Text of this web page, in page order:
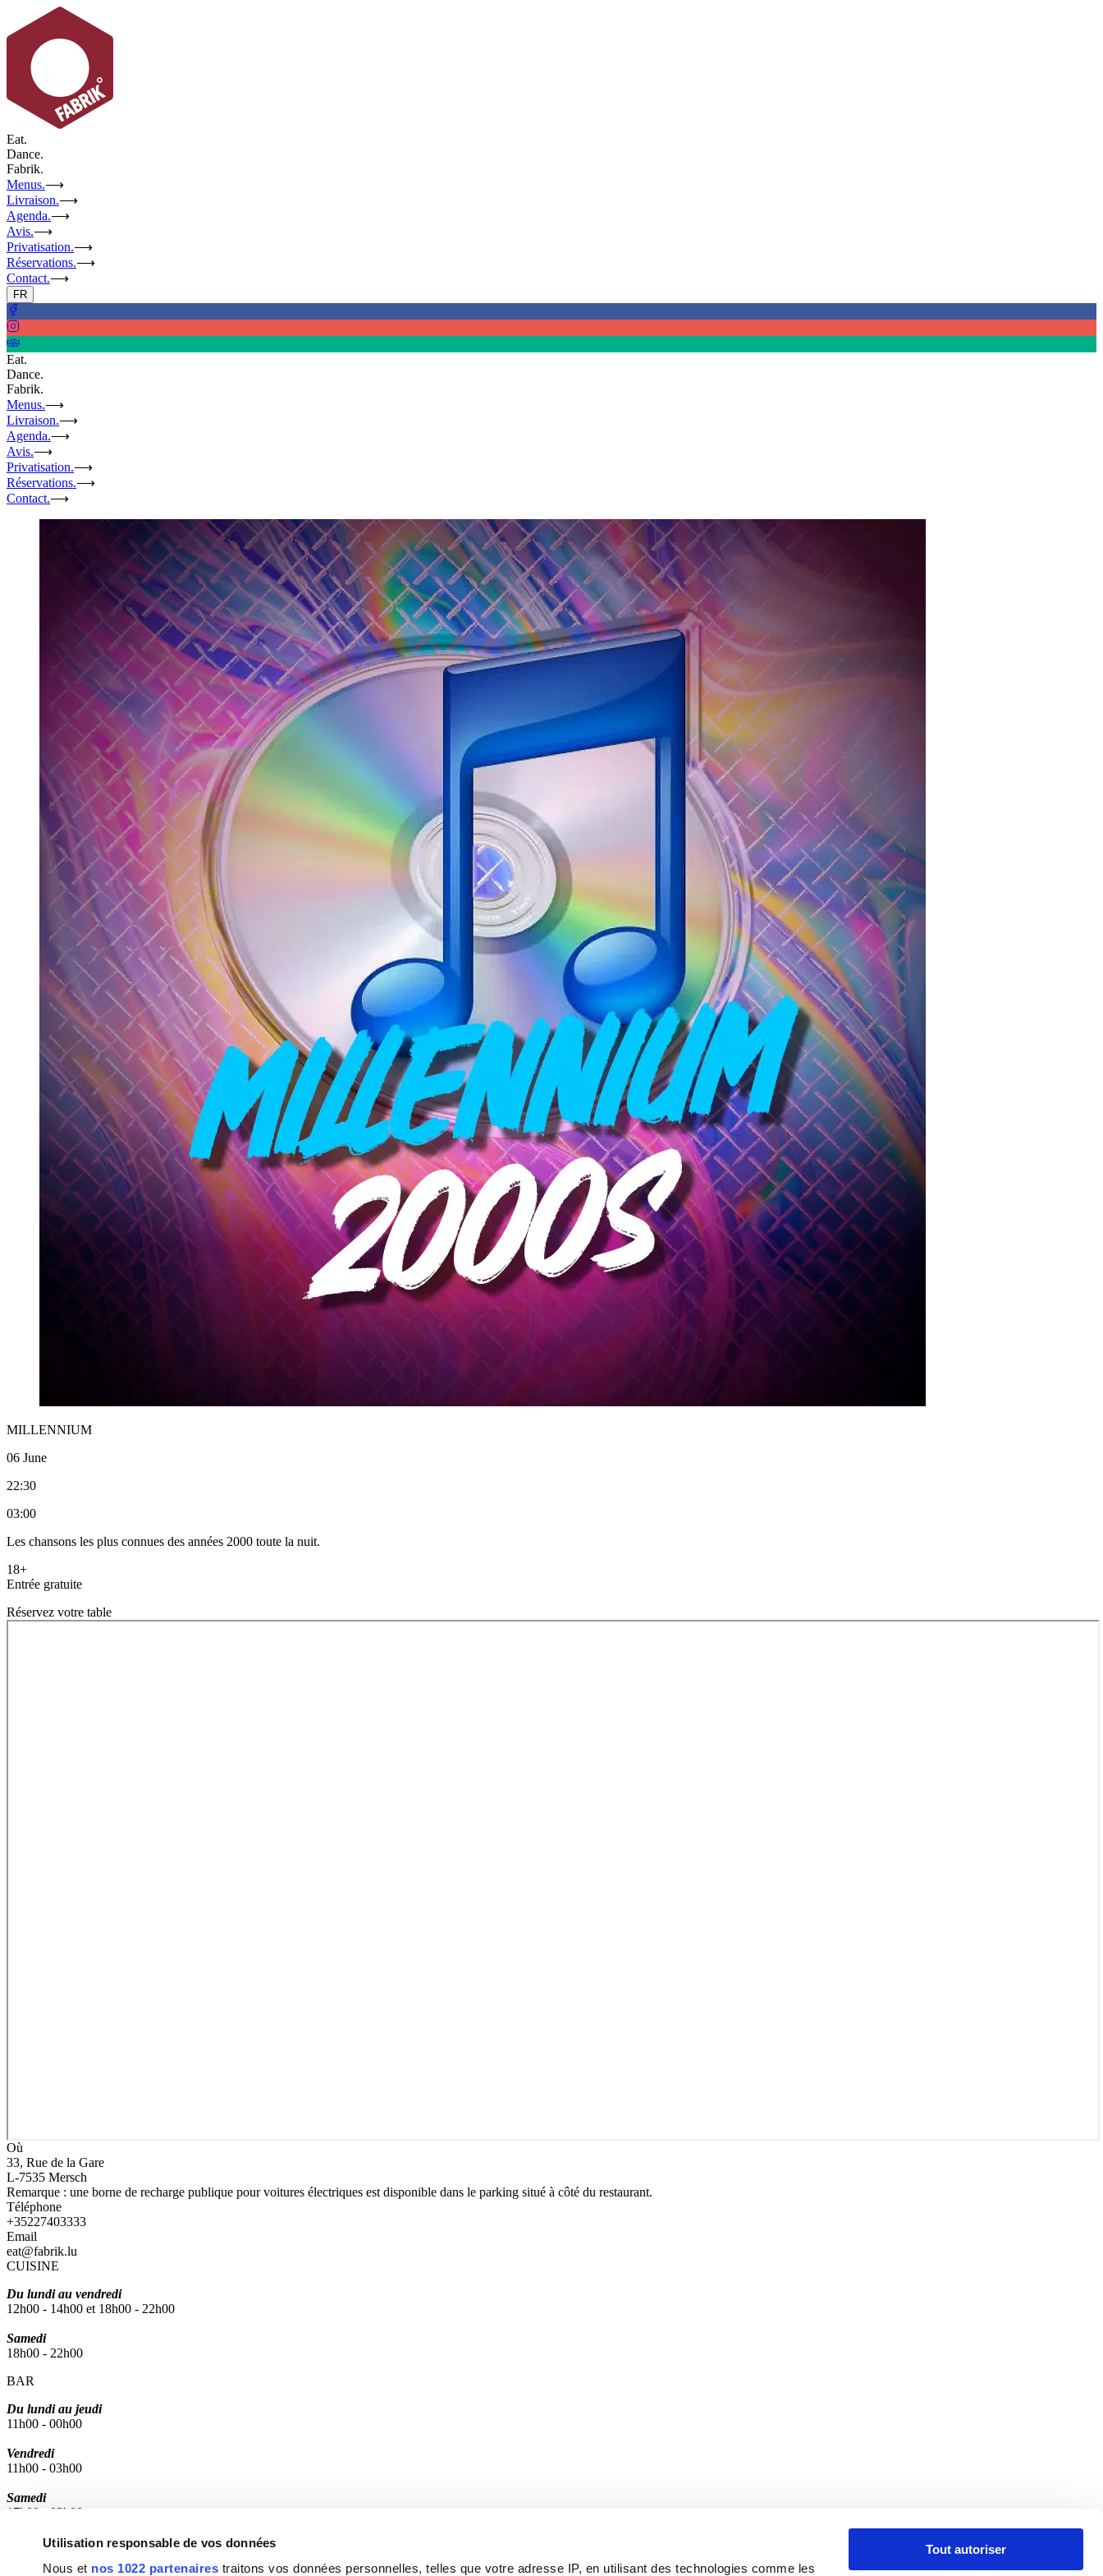
Utilisation responsable de vos données
Nous et nos 1022 partenaires traitons vos données personnelles, telles que votre adresse IP, en utilisant des technologies comme les
Tout autoriser
Eat.
Dance.
Fabrik.
Menus.⟶
Livraison.⟶
Agenda.⟶
Avis.⟶
Privatisation.⟶
Réservations.⟶
Contact.⟶
FR
Eat.
Dance.
Fabrik.
Menus.⟶
Livraison.⟶
Agenda.⟶
Avis.⟶
Privatisation.⟶
Réservations.⟶
Contact.⟶
MILLENNIUM
06 June
22:30
03:00
Les chansons les plus connues des années 2000 toute la nuit.
18+
Entrée gratuite
Réservez votre table
Où
33, Rue de la Gare
L-7535 Mersch
Remarque : une borne de recharge publique pour voitures électriques est disponible dans le parking situé à côté du restaurant.
Téléphone
+35227403333
Email
eat@fabrik.lu
CUISINE
Du lundi au vendredi
12h00 - 14h00 et 18h00 - 22h00
Samedi
18h00 - 22h00
BAR
Du lundi au jeudi
11h00 - 00h00
Vendredi
11h00 - 03h00
Samedi
17h00 - 03h00
Fabrik sur les réseaux sociaux
Instagram